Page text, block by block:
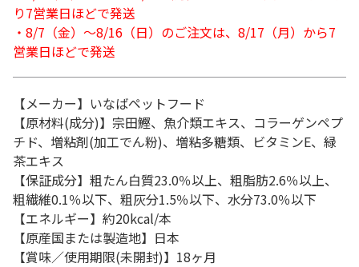
り7営業日ほどで発送
・8/7（金）～8/16（日）のご注文は、8/17（月）から7
営業日ほどで発送
【メーカー】いなばペットフード
【原材料(成分)】宗田鰹、魚介類エキス、コラーゲンペプ
チド、増粘剤(加工でん粉)、増粘多糖類、ビタミンE、緑
茶エキス
【保証成分】粗たん白質23.0％以上、粗脂肪2.6％以上、
粗繊維0.1％以下、粗灰分1.5％以下、水分73.0％以下
【エネルギー】約20kcal/本
【原産国または製造地】日本
【賞味／使用期限(未開封)】18ヶ月